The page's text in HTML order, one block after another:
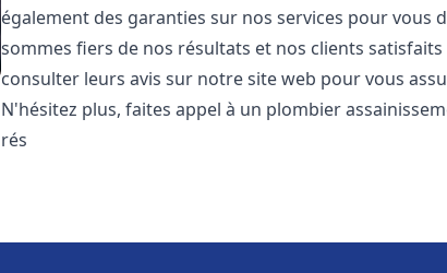
également des garanties sur nos services pour vous
sommes fiers de nos résultats et nos clients
consulter leurs avis sur notre site web pour vous
N'hésitez plus, faites appel à un plombier
rés